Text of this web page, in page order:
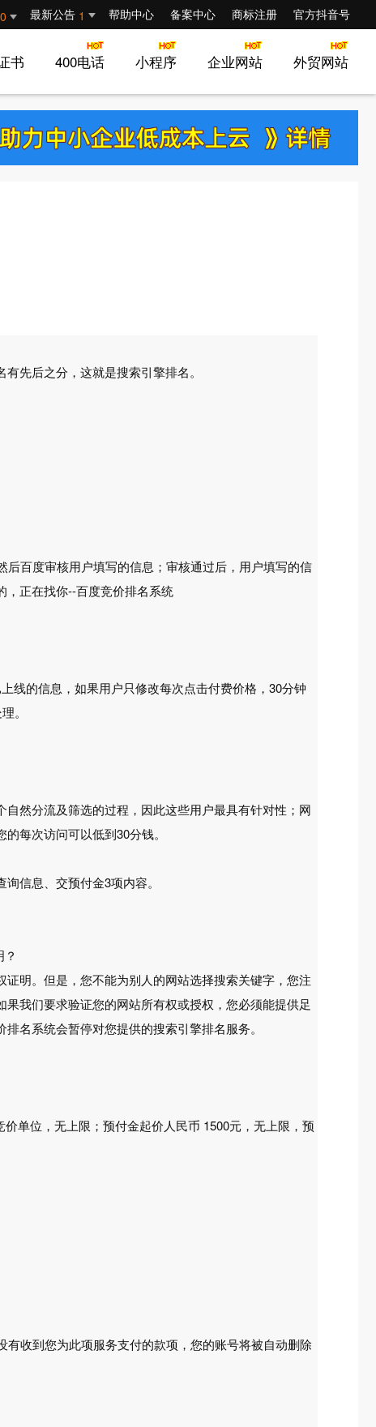
0 最新公告 1 帮助中心 备案中心 商标注册 官方抖音号
外贸网站
企业网站
小程序
400电话
书
首页
先后之分，这就是搜索引擎排名。
百度审核用户填写的信息；审核通过后，用户填写的信
，正在找你--百度竞价排名系统
线的信息，如果用户只修改每次点击付费价格，30分钟
。
然分流及筛选的过程，因此这些用户最具有针对性；网
每次访问可以低到30分钱。
信息、交预付金3项内容。
明。但是，您不能为别人的网站选择搜索关键字，您注
我们要求验证您的网站所有权或授权，您必须能提供足
名系统会暂停对您提供的搜索引擎排名服务。
单位，无上限；预付金起价人民币 1500元，无上限，预
收到您为此项服务支付的款项，您的账号将被自动删除